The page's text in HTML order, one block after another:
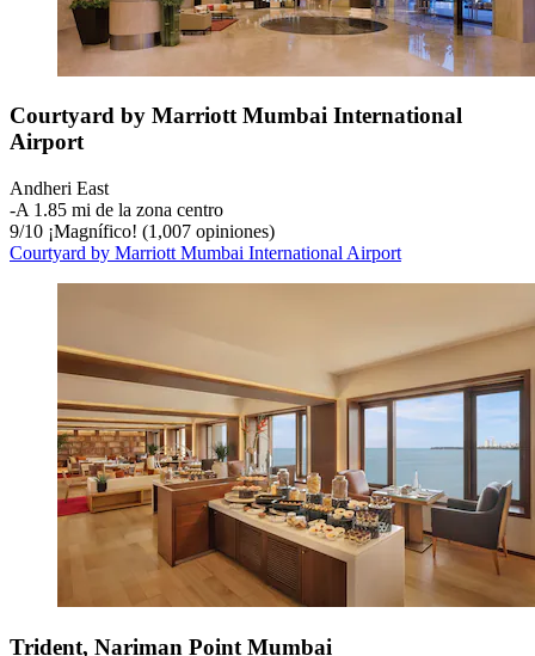
Courtyard by Marriott Mumbai International
Airport
Andheri East
‐A 1.85 mi de la zona centro
9/10 ¡Magnífico! (1,007 opiniones)
Courtyard by Marriott Mumbai International Airport
Trident, Nariman Point Mumbai